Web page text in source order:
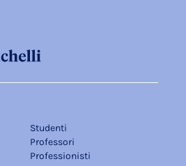
Studenti
Professori
Professionisti